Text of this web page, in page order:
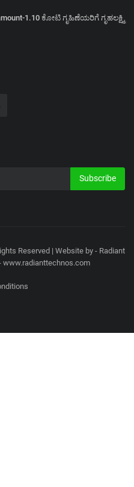
1.10 ಕೋಟಿ ಗೃಹಿಣೆಯರಿಗೆ ಗೃಹಲಕ್ಷ್ಮಿ
Subscribe
Reserved | Website by - Radiant
www.radianttechnos.com